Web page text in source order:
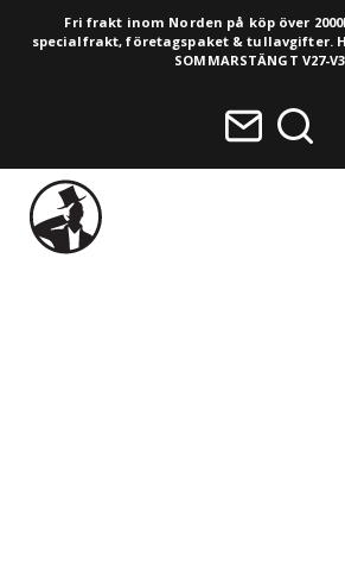
Fri frakt inom Norden på köp över
specialfrakt, företagspaket & tullavgifter.
SOMMARSTÄNGT V27-